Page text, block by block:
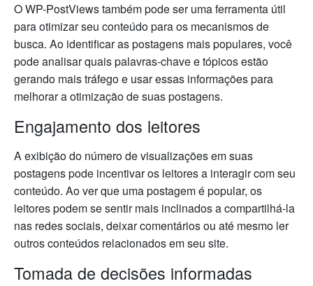
O WP-PostViews também pode ser uma ferramenta útil
para otimizar seu conteúdo para os mecanismos de
busca. Ao identificar as postagens mais populares, você
pode analisar quais palavras-chave e tópicos estão
gerando mais tráfego e usar essas informações para
melhorar a otimização de suas postagens.
Engajamento dos leitores
A exibição do número de visualizações em suas
postagens pode incentivar os leitores a interagir com seu
conteúdo. Ao ver que uma postagem é popular, os
leitores podem se sentir mais inclinados a compartilhá-la
nas redes sociais, deixar comentários ou até mesmo ler
outros conteúdos relacionados em seu site.
Tomada de decisões informadas